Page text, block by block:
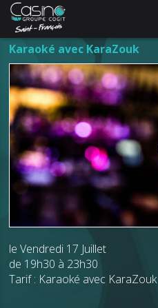
Karaoké avec KaraZouk
le Vendredi 17 Juillet
de 19h30 à 23h30
Tarif : Karaoké avec KaraZouk